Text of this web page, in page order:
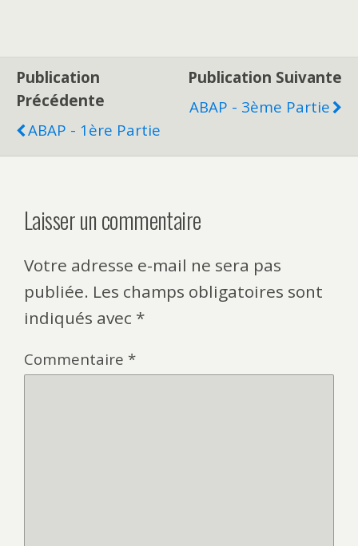
Publication
Précédente
ABAP - 1ère Partie
Publication Suivante
ABAP - 3ème Partie
Laisser un commentaire
Votre adresse e-mail ne sera pas
publiée. Les champs obligatoires sont
indiqués avec *
Commentaire *